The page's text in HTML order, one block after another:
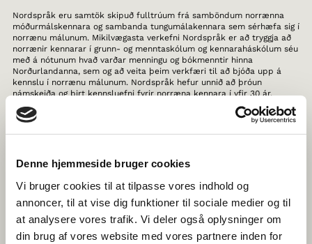
Denne hjemmeside bruger cookies
Vi bruger cookies til at tilpasse vores indhold og
annoncer, til at vise dig funktioner til sociale medier og til
at analysere vores trafik. Vi deler også oplysninger om
din brug af vores website med vores partnere inden for
Nordspråk eru samtök skipuð fulltrúum frá samböndum norrænna
móðurmálskennara og sambanda tungumálakennara sem sérhæfa sig í
norrænu málunum. Mikilvægasta verkefni Nordspråk er að tryggja að
norrænir kennarar í grunn- og menntaskólum og kennaraháskólum séu
með á nótunum hvað varðar menningu og bókmenntir hinna
Norðurlandanna, sem og að veita þeim verkfæri til að bjóða upp á
kennslu í norrænu málunum. Nordspråk hefur unnið að þróun
námskeiða og birt kennsluefni fyrir norræna kennara í yfir 30 ár.
THE HISTORY OF NORDIC WOMEN’S
Hér er hægt að kynnast nýjustu straumum í norrænum
sögu kvennabókmennta í Svíþjóð, Noregi, Finnlandi, Færeyjum, Íslandi,
Grænlandi og Álandseyjum. Allt saman skrifað af starfandi
sérfræðingum bókmenntasögu.
TEGNTUBE